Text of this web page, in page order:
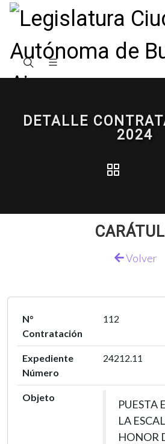
DETALLE
2024
Volver
N°
Contratación
112
Expediente
Número
24212.11
Objeto
PUESTA
LA
HONOR